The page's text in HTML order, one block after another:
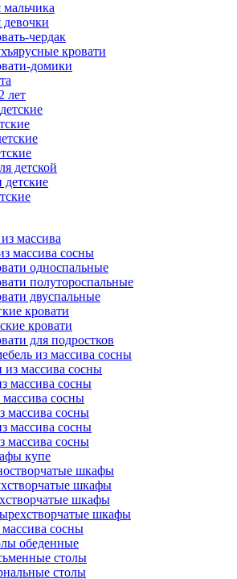
мальчика
девочки
чердак
кровати
домики
лет
детской
массива
массива сосны
односпальные
полутороспальные
двуспальные
кровати
кровати
для подростков
из массива сосны
из массива сосны
массива сосны
сосны
массива сосны
массива сосны
сосны
купе
шкафы
шкафы
шкафы
шкафы
сосны
обеденные
столы
столы